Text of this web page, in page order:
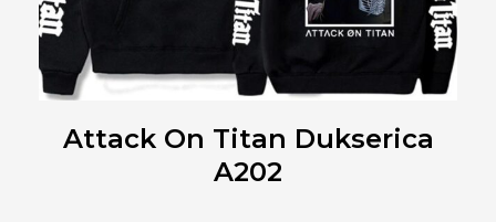
Attack On Titan Dukserica
A202